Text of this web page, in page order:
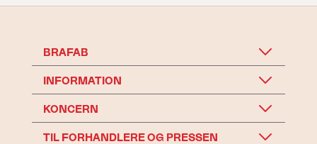
BRAFAB
INFORMATION
KONCERN
TIL FORHANDLERE OG PRESSEN